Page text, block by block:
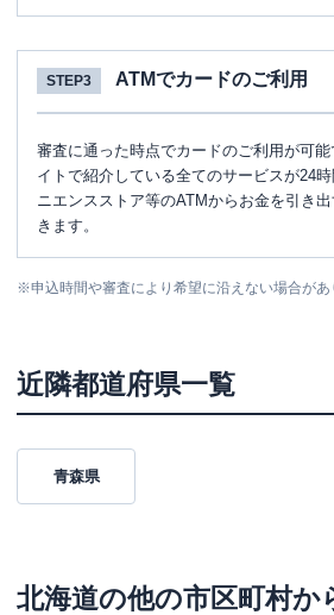
STEP3 ATMでカードのご利用
審査に通った時点でカードのご利用が可
イトで紹介している全てのサービスが24
ニエンスストア等のATMからお金を引き
きます。
※申込時間や審査により希望に沿えない場合があ
近隣都道府県一覧
青森県
北海道の他の市区町村か